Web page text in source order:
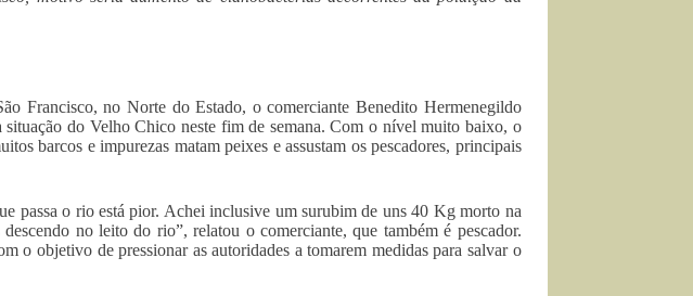
Francisco, no Norte do Estado, o comerciante Benedito Hermenegildo
do Velho Chico neste fim de semana. Com o nível muito baixo, o
barcos e impurezas matam peixes e assustam os pescadores, principais
passa o rio está pior. Achei inclusive um surubim de uns 40 Kg morto na
no leito do rio”, relatou o comerciante, que também é pescador.
o objetivo de pressionar as autoridades a tomarem medidas para salvar o